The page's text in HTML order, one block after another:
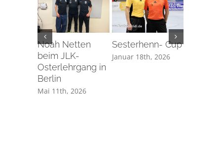
Noah Netten
beim JLK-
Osterlehrgang in
Berlin
Mai 11th, 2026
Sesterhenn- Cup
Januar 18th, 2026